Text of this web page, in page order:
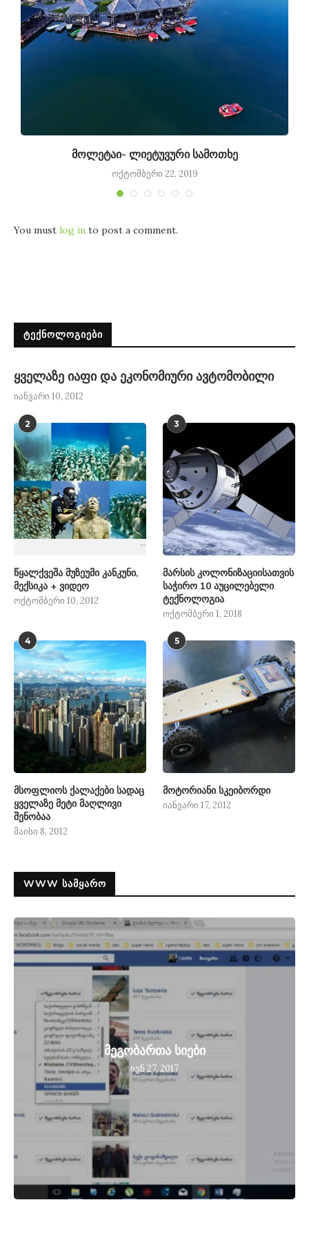
მოლეტაი- ლიეტუვური სამოთხე
ოქტომბერი 22, 2019
You must log in to post a comment.
ᲢᲔᲥᲜᲝᲚᲝᲒᲘᲔᲑᲘ
ყველაზე იაფი და ეკონომიური ავტომობილი
იანვარი 10, 2012
2
წყალქვეშა მუზეუმი კანკუნი,
მექსიკა + ვიდეო
ოქტომბერი 10, 2012
3
მარსის კოლონიზაციისათვის
საჭირო 10 აუცილებელი
ტექნოლოგია
ოქტომბერი 1, 2018
4
მსოფლიოს ქალაქები სადაც
ყველაზე მეტი მაღლივი
შენობაა
მაისი 8, 2012
5
მოტორიანი სკეიბორდი
იანვარი 17, 2012
WWW ᲡᲐᲛᲧᲐᲠᲝ
მეგობართა სიები
ივნ 27, 2017